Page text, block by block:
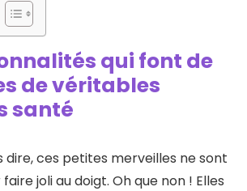
qui font de
de véritables
santé
dire, ces petites merveilles ne sont
joli au doigt. Oh que non ! Elles